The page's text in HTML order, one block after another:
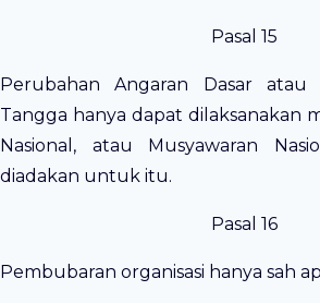
Pasal 15
Perubahan Angaran Dasar atau
Tangga hanya dapat dilaksanakan
Nasional, atau Musyawaran
diadakan untuk itu.
Pasal 16
Pembubaran organisasi hanya sah